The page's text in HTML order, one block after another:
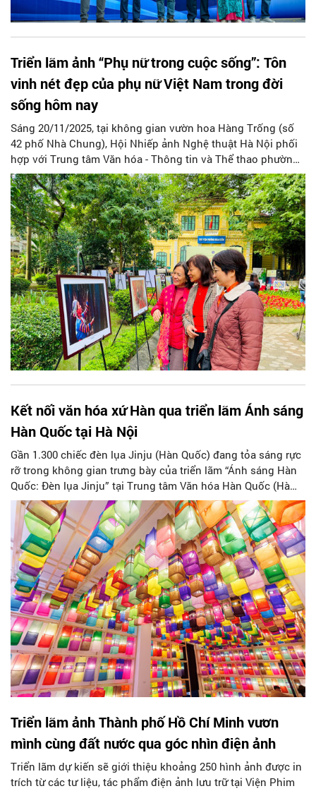
Triển lãm ảnh “Phụ nữ trong cuộc sống”: Tôn
vinh nét đẹp của phụ nữ Việt Nam trong đời
sống hôm nay
Sáng 20/11/2025, tại không gian vườn hoa Hàng Trống (số
42 phố Nhà Chung), Hội Nhiếp ảnh Nghệ thuật Hà Nội phối
hợp với Trung tâm Văn hóa - Thông tin và Thể thao phường
Hoàn Kiếm tổ chức khai mạc Triển lãm ảnh “Phụ nữ trong
cuộc sống”. Triển lãm giới thiệu 68 tác phẩm của 46 nghệ sĩ
nhiếp ảnh nữ là hội viên Hội Nhiếp ảnh Nghệ thuật Hà Nội.
Kết nối văn hóa xứ Hàn qua triển lãm Ánh sáng
Hàn Quốc tại Hà Nội
Gần 1.300 chiếc đèn lụa Jinju (Hàn Quốc) đang tỏa sáng rực
rỡ trong không gian trưng bày của triển lãm “Ánh sáng Hàn
Quốc: Đèn lụa Jinju” tại Trung tâm Văn hóa Hàn Quốc (Hà
Nội).
Triển lãm ảnh Thành phố Hồ Chí Minh vươn
mình cùng đất nước qua góc nhìn điện ảnh
Triển lãm dự kiến sẽ giới thiệu khoảng 250 hình ảnh được in
trích từ các tư liệu, tác phẩm điện ảnh lưu trữ tại Viện Phim